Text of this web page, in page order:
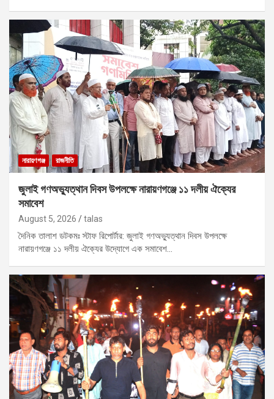
নারায়ণগঞ্জ রাজনীতি
জুলাই গণঅভ্যুত্থান দিবস উপলক্ষে নারায়ণগঞ্জে ১১ দলীয় ঐক্যের
সমাবেশ
August 5, 2026 talas
দৈনিক তালাশ ডটকমঃ স্টাফ রিপোর্টার: জুলাই গণঅভ্যুত্থান দিবস উপলক্ষে
নারায়ণগঞ্জে ১১ দলীয় ঐক্যের উদ্যোগে এক সমাবেশ…